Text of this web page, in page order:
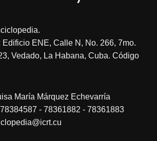
Edificio ENE, Calle N, No. 266, 7mo.
Vedado, La Habana, Cuba. Código
María Márquez Echevarría
- 78361882 - 78361883